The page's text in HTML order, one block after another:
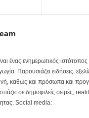
ένας ενημερωτικός
Παρουσιάζει ειδήσεις,
καθώς και πρόσωπα και
σε δημοφιλείς σειρές,
Social media: